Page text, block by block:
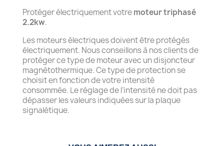
Protéger électriquement votremoteur triphasé
2.2kw.
Les moteurs électriques doivent être protégés
électriquement. Nous conseillons à nos clients de
protéger ce type de moteur avec un disjoncteur
magnétothermique. Ce type de protection se
choisit en fonction de votre intensité
consommée. Le réglage de l’intensité ne doit pas
dépasser les valeurs indiquées sur la plaque
signalétique.